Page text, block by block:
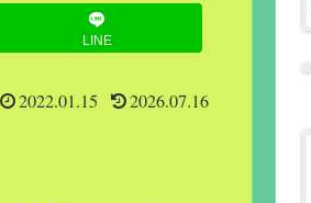
LINE
2022.01.15 2026.07.16